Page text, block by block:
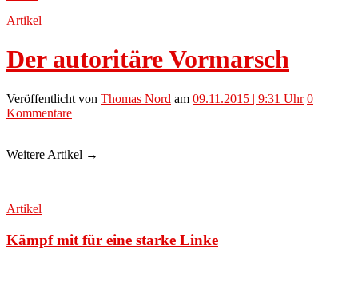
Artikel
Der autoritäre Vormarsch
Veröffentlicht von Thomas Nord am 09.11.2015 | 9:31 Uhr 0
Kommentare
Weitere Artikel →
Artikel
Kämpf mit für eine starke Linke